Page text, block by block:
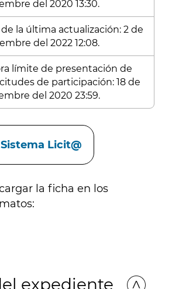
del 2020 13:30.
la última actualización: 2 de
del 2022 12:08.
límite de presentación de
de participación: 18 de
del 2020 23:59.
Sistema Licit@
la ficha en los
expediente